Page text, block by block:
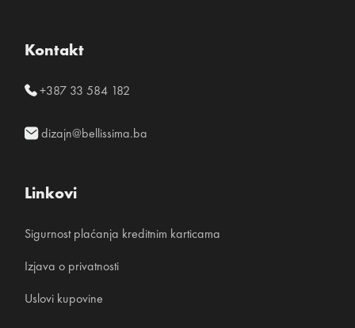
Kontakt
+387 33 584 182
dizajn@bellissima.ba
Linkovi
Sigurnost plaćanja kreditnim karticama
Izjava o privatnosti
Uslovi kupovine